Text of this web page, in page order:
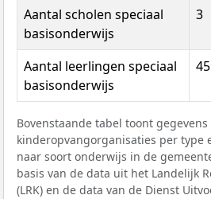
Aantal scholen speciaal
basisonderwijs
3
Aantal leerlingen speciaal
basisonderwijs
Bovenstaande tabel toont gegevens
kinderopvangorganisaties per type
naar soort onderwijs in de
basis van de data uit het Landelijk
(LRK) en de data van de Dienst